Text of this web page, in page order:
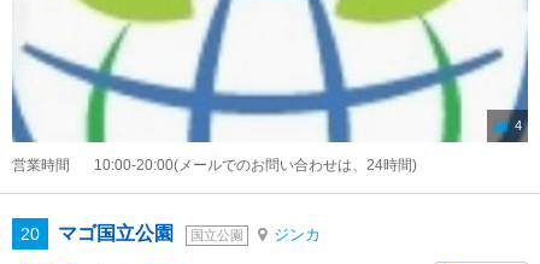
4
営業時間 10:00-20:00(メールでのお問い合わせは、24時間)
20 マゴ国立公園 国立公園 ジンカ